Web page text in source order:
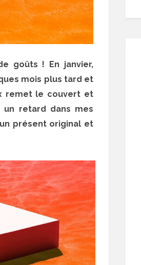
goûts ! En janvier,
mois plus tard et
remet le couvert et
retard dans mes
présent original et